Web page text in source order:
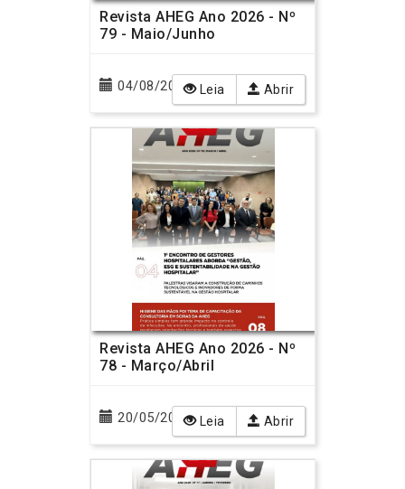
Revista AHEG Ano 2026 - Nº
79 - Maio/Junho
04/08/2026 Leia Abrir
Revista AHEG Ano 2026 - Nº
78 - Março/Abril
20/05/2026 Leia Abrir